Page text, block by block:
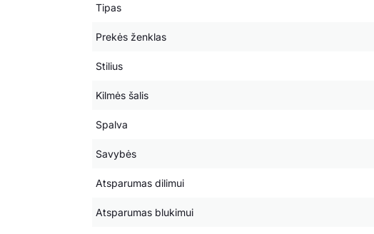
Tipas
Prekės ženklas
Stilius
Kilmės šalis
Spalva
Savybės
Atsparumas dilimui
Atsparumas blukimui